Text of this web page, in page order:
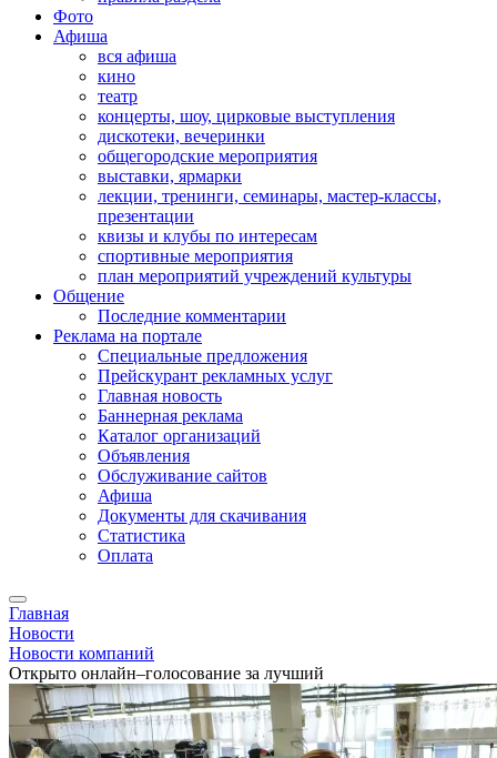
Фото
Афиша
вся афиша
кино
театр
концерты, шоу, цирковые выступления
дискотеки, вечеринки
общегородские мероприятия
выставки, ярмарки
лекции, тренинги, семинары, мастер-классы,
презентации
квизы и клубы по интересам
спортивные мероприятия
план мероприятий учреждений культуры
Общение
Последние комментарии
Реклама на портале
Специальные предложения
Прейскурант рекламных услуг
Главная новость
Баннерная реклама
Каталог организаций
Объявления
Обслуживание сайтов
Афиша
Документы для скачивания
Статистика
Оплата
Главная
Новости
Новости компаний
Открыто онлайн–голосование за лучший